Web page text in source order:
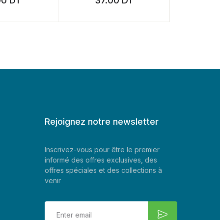
Rejoignez notre newsletter
Inscrivez-vous pour être le premier
informé des offres exclusives, des
offres spéciales et des collections à
venir